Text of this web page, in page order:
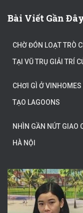
Bài Viết Gần
CHỜ ĐÓN LOẠT TRÒ
TẠI VŨ TRỤ GIẢI TRÍ
CHƠI GÌ Ở
TẠO LAGOONS
NHÌN GẦN NÚT GIAO
HÀ NỘI